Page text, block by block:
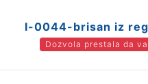
I-0044-brisan iz
Dozvola prestala da